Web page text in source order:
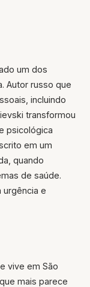
um dos
Autor russo que
incluindo
transformou
psicológica
em um
quando
de saúde.
urgência e
vive em São
mais parece